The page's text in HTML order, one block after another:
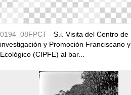
0194_08FPCT - S.i. Visita del Centro de
investigación y Promoción Franciscano y
Ecológico (CIPFE) al bar...